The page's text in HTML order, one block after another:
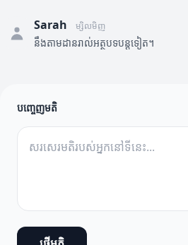
Sarah ម្សិលមិញ
នឹងតាមដានរាល់អត្ថបទបន្តទៀត។
បញ្ចេញមតិ